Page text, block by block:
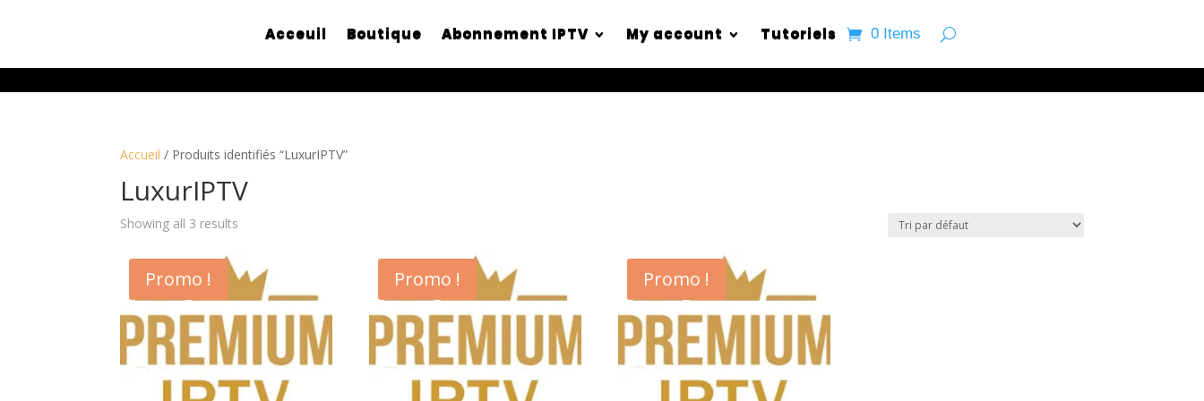
Acceuil Boutique Abonnement IPTV My account Tutoriels 0 Items
Accueil / Produits identifiés “LuxurIPTV”
LuxurIPTV
Showing all 3 results
Promo ! Promo ! Promo !